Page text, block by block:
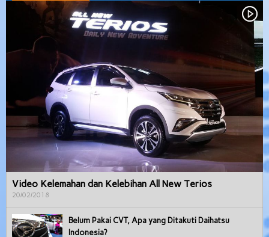
Video Kelemahan dan Kelebihan All New Terios
20/02/2018
Belum Pakai CVT, Apa yang Ditakuti Daihatsu
Indonesia?